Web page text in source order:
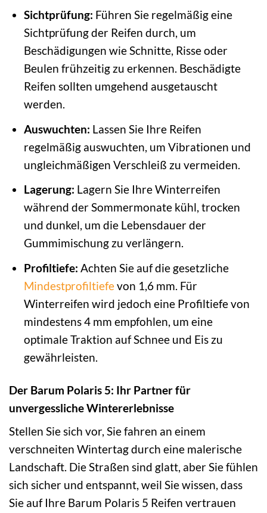
Sichtprüfung: Führen Sie regelmäßig eine
Sichtprüfung der Reifen durch, um
Beschädigungen wie Schnitte, Risse oder
Beulen frühzeitig zu erkennen. Beschädigte
Reifen sollten umgehend ausgetauscht
werden.
Auswuchten: Lassen Sie Ihre Reifen
regelmäßig auswuchten, um Vibrationen und
ungleichmäßigen Verschleiß zu vermeiden.
Lagerung: Lagern Sie Ihre Winterreifen
während der Sommermonate kühl, trocken
und dunkel, um die Lebensdauer der
Gummimischung zu verlängern.
Profiltiefe: Achten Sie auf die gesetzliche
Mindestprofiltiefevon 1,6 mm. Für
Winterreifen wird jedoch eine Profiltiefe von
mindestens 4 mm empfohlen, um eine
optimale Traktion auf Schnee und Eis zu
gewährleisten.
Der Barum Polaris 5: Ihr Partner für
unvergessliche Wintererlebnisse
Stellen Sie sich vor, Sie fahren an einem
verschneiten Wintertag durch eine malerische
Landschaft. Die Straßen sind glatt, aber Sie fühlen
sich sicher und entspannt, weil Sie wissen, dass
Sie auf Ihre Barum Polaris 5 Reifen vertrauen